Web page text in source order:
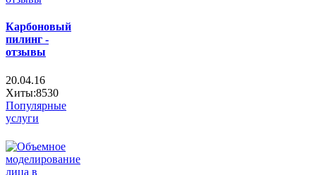
Карбоновый
пилинг -
отзывы
20.04.16
Хиты:8530
Популярные
услуги